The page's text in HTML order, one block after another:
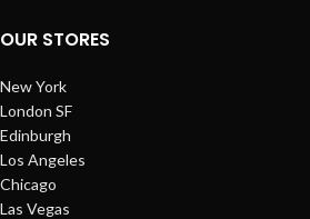
OUR STORES
New York
London SF
Edinburgh
Los Angeles
Chicago
Las Vegas